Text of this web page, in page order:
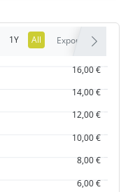
1Y All Export
6,00 €
8,00 €
10,00 €
12,00 €
14,00 €
16,00 €